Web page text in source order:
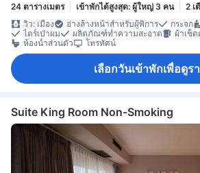
24 ตารางเมตร เข้าพักได้สูงสุด: ผู้ใหญ่ 3 คน
2 เ
วิว: เมือง
อ่างล้างหน้าสำหรับผู้พิการ กระจก
ไดร์เป่าผม
ผลิตภัณฑ์ทำความสะอาด ผ้าเช็ด
ห้องน้ำส่วนตัว
โทรทัศน์
เลือกวันเข้าพักเพื่อดูร
Suite King Room Non-Smoking